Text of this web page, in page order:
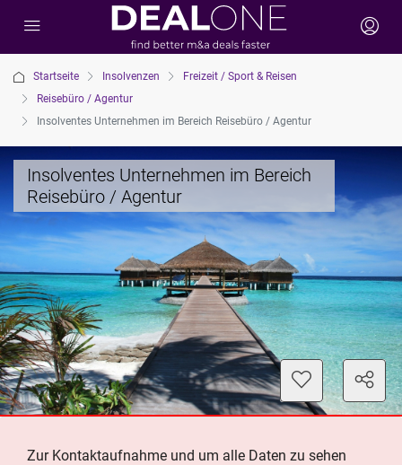
Startseite Insolvenzen
Freizeit / Sport & Reisen
Reisebüro / Agentur
Insolventes Unternehmen im Bereich Reisebüro / Agentur
Insolventes Unternehmen im Bereich
Reisebüro / Agentur
Zur Kontaktaufnahme und um alle Daten zu sehen